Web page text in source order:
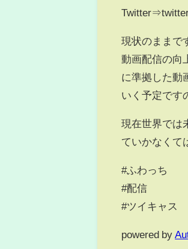
現状のままで
動画配信の向
に準拠した動
いく予定です
現在世界では
ていかなくて
#ふわっち
#配信
#ツイキャス
powered by